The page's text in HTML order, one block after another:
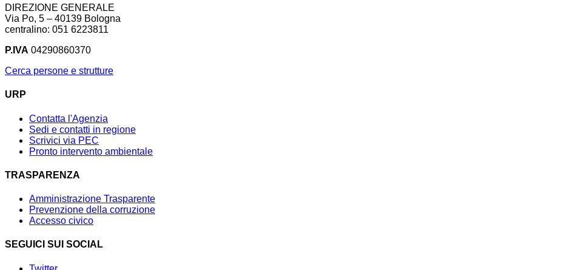
DIREZIONE GENERALE
Via Po, 5 – 40139 Bologna
centralino: 051 6223811
P.IVA 04290860370
Cerca persone e strutture
URP
Contatta l'Agenzia
Sedi e contatti in regione
Scrivici via PEC
Pronto intervento ambientale
TRASPARENZA
Amministrazione Trasparente
Prevenzione della corruzione
Accesso civico
SEGUICI SUI SOCIAL